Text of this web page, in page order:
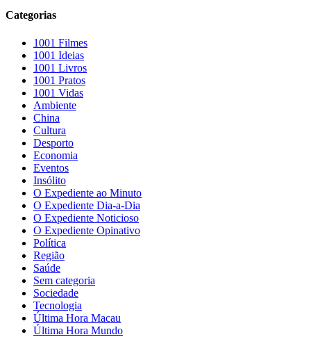
Categorias
1001 Filmes
1001 Ideias
1001 Livros
1001 Pratos
1001 Vidas
Ambiente
China
Cultura
Desporto
Economia
Eventos
Insólito
O Expediente ao Minuto
O Expediente Dia-a-Dia
O Expediente Noticioso
O Expediente Opinativo
Política
Região
Saúde
Sem categoria
Sociedade
Tecnologia
Última Hora Macau
Última Hora Mundo